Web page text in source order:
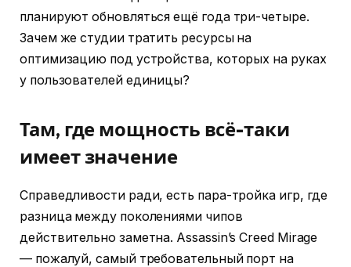
планируют обновляться ещё года три-четыре.
Зачем же студии тратить ресурсы на
оптимизацию под устройства, которых на руках
у пользователей единицы?
Там, где мощность всё-таки
имеет значение
Справедливости ради, есть пара-тройка игр, где
разница между поколениями чипов
действительно заметна. Assassin’s Creed Mirage
— пожалуй, самый требовательный порт на